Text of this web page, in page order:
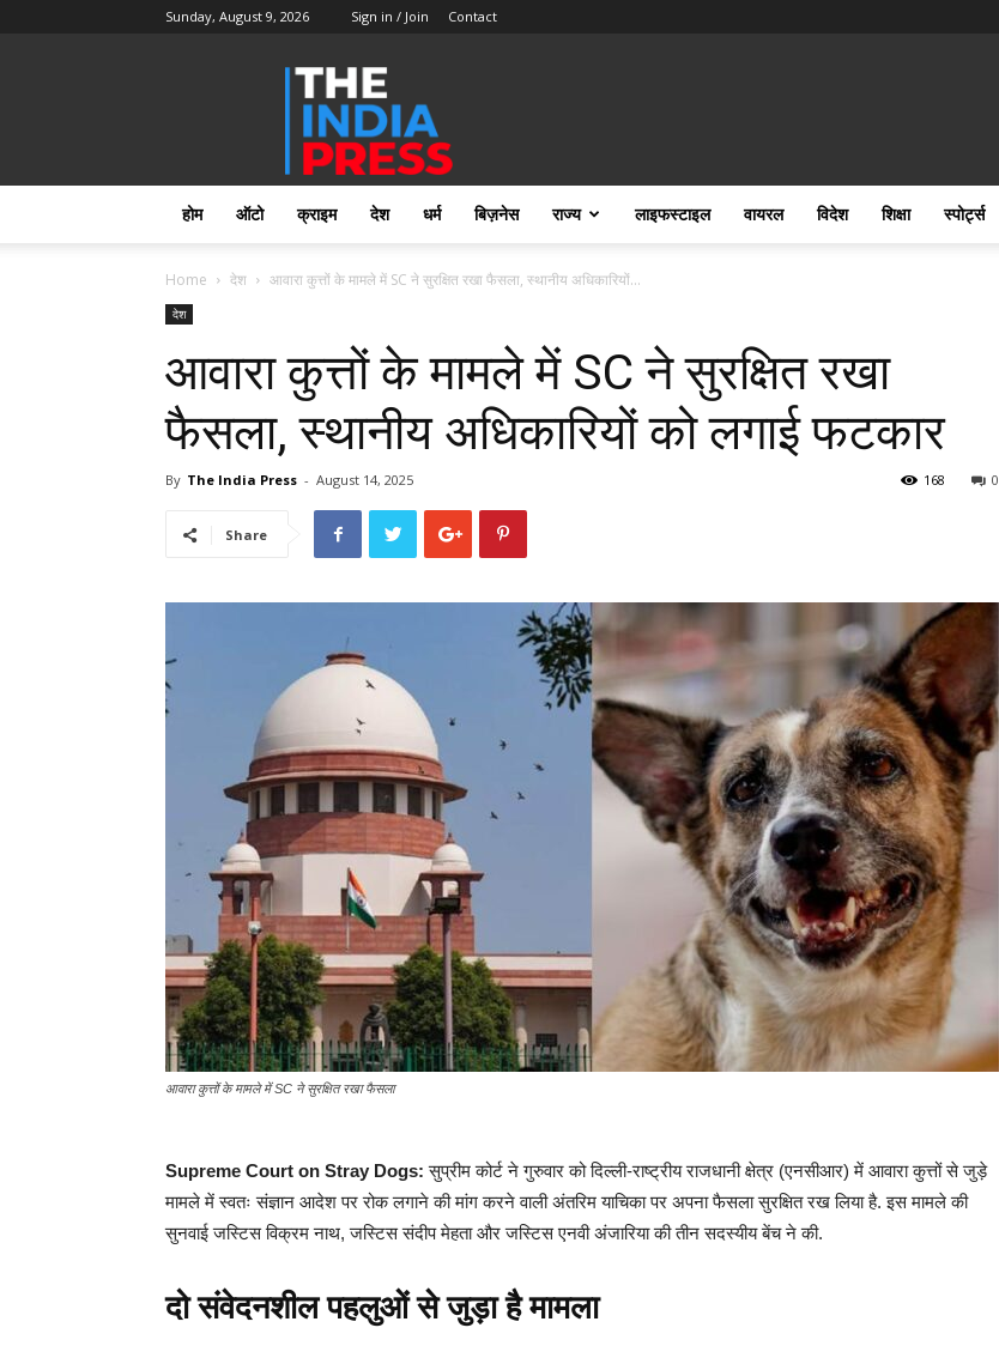
Sunday, August 9, 2026 Sign in / Join Contact
Hindi,
Hindi
|
The
Press
|
होम ऑटो क्राइम देश धर्म बिज़नेस राज्य लाइफस्टाइल वायरल विदेश शिक्षा स्पोर्ट्स
Home देश आवारा कुत्तों के मामले में SC ने सुरक्षित रखा फैसला, स्थानीय अधिकारियों...
देश
आवारा कुत्तों के मामले में SC ने सुरक्षित रखा
फैसला, स्थानीय अधिकारियों को लगाई फटकार
By The India Press - August 14, 2025 0
168
Share
आवारा कुत्तों के मामले में SC ने सुरक्षित रखा फैसला
Supreme Court on Stray Dogs:सुप्रीम कोर्ट ने गुरुवार को दिल्ली-राष्ट्रीय राजधानी क्षेत्र (एनसीआर) में आवारा कुत्तों से जुड़े
मामले में स्वतः संज्ञान आदेश पर रोक लगाने की मांग करने वाली अंतरिम याचिका पर अपना फैसला सुरक्षित रख लिया है. इस मामले की
सुनवाई जस्टिस विक्रम नाथ, जस्टिस संदीप मेहता और जस्टिस एनवी अंजारिया की तीन सदस्यीय बेंच ने की.
दो संवेदनशील पहलुओं से जुड़ा है मामला